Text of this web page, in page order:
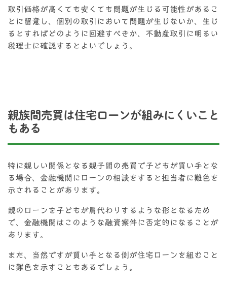
取引価格が高くても安くても問題が生じる可能性があるこ
とに留意し、個別の取引において問題が生じないか、生じ
るとすればどのように回避すべきか、不動産取引に明るい
税理士に確認するとよいでしょう。
親族間売買は住宅ローンが組みにくいこと
もある
特に親しい関係となる親子間の売買で子どもが買い手とな
る場合、金融機関にローンの相談をすると担当者に難色を
示されることがあります。
親のローンを子どもが肩代わりするような形となるため
で、金融機関はこのような融資案件に否定的になることが
あります。
また、当然ですが買い手となる側が住宅ローンを組むこと
に難色を示すこともあるでしょう。